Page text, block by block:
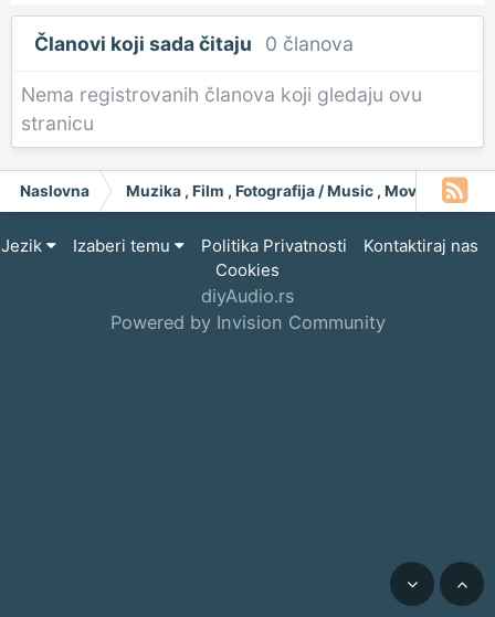
Članovi koji sada čitaju 0 članova
Nema registrovanih članova koji gledaju ovu
stranicu
Naslovna Muzika , Film , Fotografija / Music , Moving
Jezik Izaberi temu Politika Privatnosti
Kontaktiraj nas
Cookies
diyAudio.rs
Powered by Invision Community